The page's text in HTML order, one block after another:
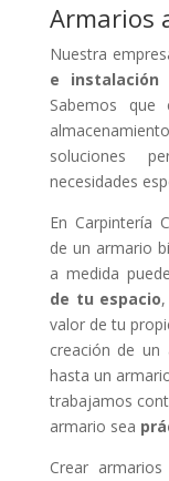
Armarios
Nuestra
e
Sabemos que
soluciones
necesidades
En Carpintería
de un armario
a medida
de tu espacio
valor de tu
creación de
hasta un
trabajamos
armario sea
Crear